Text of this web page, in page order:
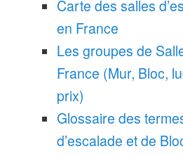
Carte des salles
en France
Les groupes de
France (Mur, Bloc,
prix)
Glossaire des
d’escalade et de